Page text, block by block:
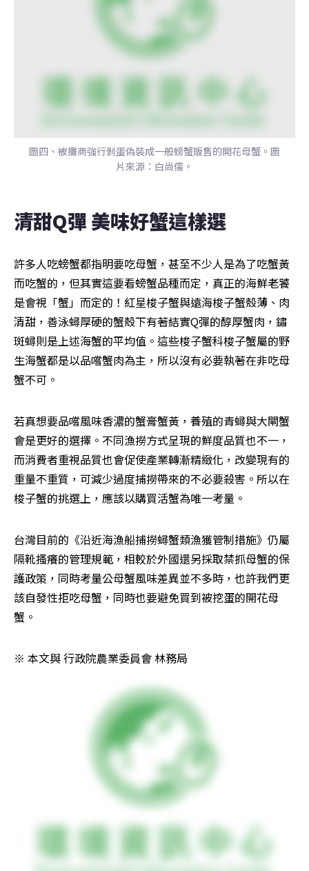
圖四、被攤商強行剝蛋偽裝成一般螃蟹販售的開花母蟹。圖
片來源：白尚儒。
清甜Q彈 美味好蟹這樣選
許多人吃螃蟹都指明要吃母蟹，甚至不少人是為了吃蟹黃
而吃蟹的，但其實這要看螃蟹品種而定，真正的海鮮老饕
是會視「蟹」而定的！紅星梭子蟹與遠海梭子蟹殼薄、肉
清甜，善泳蟳厚硬的蟹殼下有著結實Q彈的醇厚蟹肉，鏽
斑蟳則是上述海蟹的平均值。這些梭子蟹科梭子蟹屬的野
生海蟹都是以品嚐蟹肉為主，所以沒有必要執著在非吃母
蟹不可。
若真想要品嚐風味香濃的蟹膏蟹黃，養殖的青蟳與大閘蟹
會是更好的選擇。不同漁撈方式呈現的鮮度品質也不一，
而消費者重視品質也會促使產業轉漸精緻化，改變現有的
重量不重質，可減少過度捕撈帶來的不必要殺害。所以在
梭子蟹的挑選上，應該以購買活蟹為唯一考量。
台灣目前的《沿近海漁船捕撈蟳蟹類漁獲管制措施》仍屬
隔靴搔癢的管理規範，相較於外國還另採取禁抓母蟹的保
護政策，同時考量公母蟹風味差異並不多時，也許我們更
該自發性拒吃母蟹，同時也要避免買到被挖蛋的開花母
蟹。
※ 本文與 行政院農業委員會 林務局